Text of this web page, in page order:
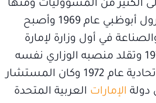
الكثير من المسؤوليات ومنها
رئيس دائرة بترول أبوظبي عام 1969 وأصبح
في أول وزارة لإمارة
أبوظبي عام 1971 وتقلد منصبه الوزاري نفسه
في أول وزارة اتحادية عام 1972 وكان المستشار
الإمارات العربية المتحدة